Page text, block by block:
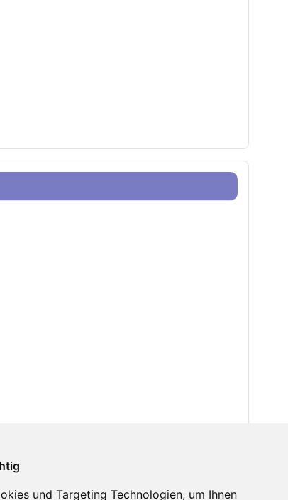
und Targeting Technologien, um Ihnen